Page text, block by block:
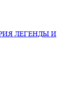
ЛЕГЕНДЫ И